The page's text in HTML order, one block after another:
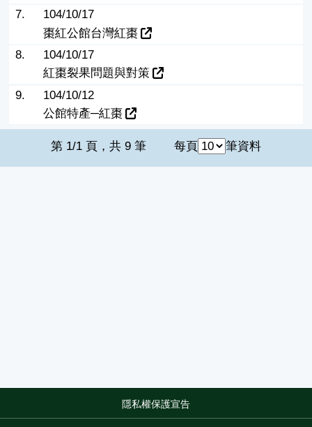
7.
104/10/17
棗紅公館台灣紅棗
8.
104/10/17
紅棗裂果問題與對策
9.
104/10/12
公館特產─紅棗
第 1/1 頁，共 9 筆 每頁 筆資料
隱私權保護宣告